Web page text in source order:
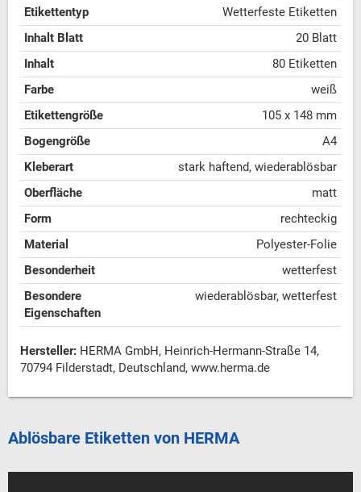
Etikettentyp
Wetterfeste Etiketten
Inhalt Blatt
20 Blatt
Inhalt
80 Etiketten
Farbe
weiß
Etikettengröße
105 x 148 mm
Bogengröße
A4
Kleberart
stark haftend, wiederablösbar
Oberfläche
matt
Form
rechteckig
Material
Polyester-Folie
Besonderheit
wetterfest
Besondere
Eigenschaften
wiederablösbar, wetterfest
Hersteller: HERMA GmbH, Heinrich-Hermann-Straße 14,
70794 Filderstadt, Deutschland, www.herma.de
Ablösbare Etiketten von HERMA